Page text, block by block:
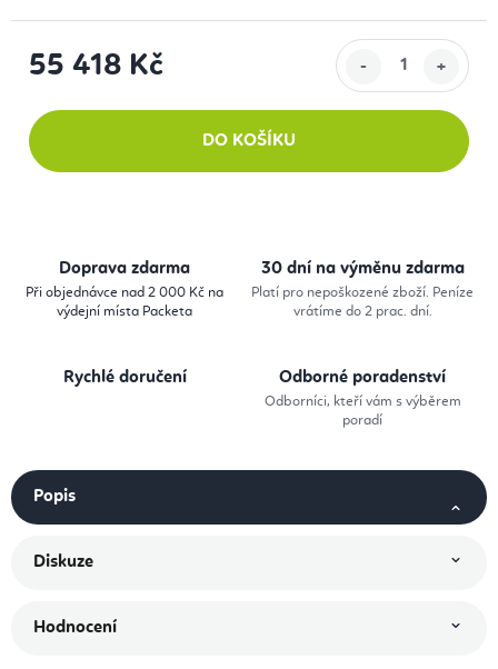
55 418 Kč
DO KOŠÍKU
Doprava zdarma
Při objednávce nad 2 000 Kč na
výdejní místa Packeta
30 dní na výměnu zdarma
Platí pro nepoškozené zboží. Peníze
vrátíme do 2 prac. dní.
Rychlé doručení Odborné poradenství
Odborníci, kteří vám s výběrem
poradí
Popis
Diskuze
Hodnocení